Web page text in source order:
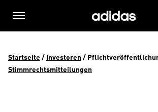
Startseite / Investoren /
Stimmrechtsmitteilungen